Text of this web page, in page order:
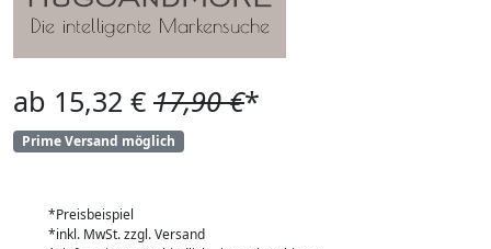
ab 15,32 € 17,90 €*
Prime Versand möglich
*Preisbeispiel
*inkl. MwSt. zzgl. Versand